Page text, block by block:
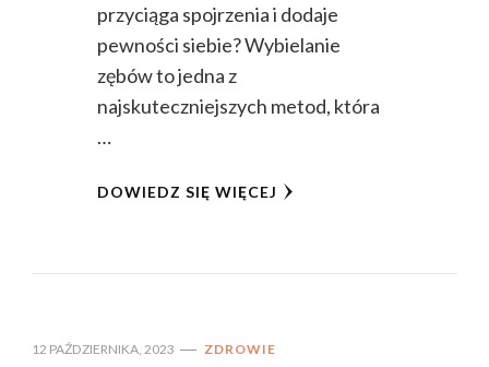
przyciąga spojrzenia i dodaje
pewności siebie? Wybielanie
zębów to jedna z
najskuteczniejszych metod, która
…
DOWIEDZ SIĘ WIĘCEJ
12 PAŹDZIERNIKA, 2023 ZDROWIE